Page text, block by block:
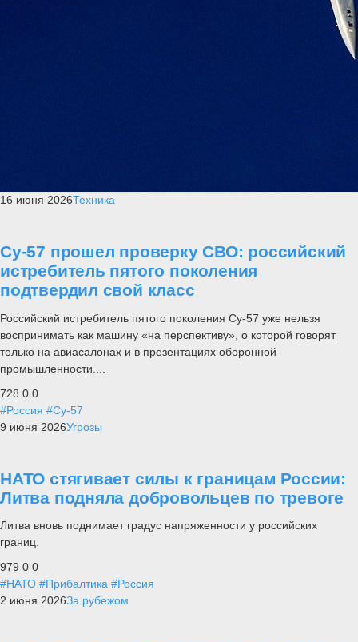
16 июня 2026Техника
Су-57 прошел проверку СВО: российский
истребитель пятого поколения
подтвердил свой класс
Российский истребитель пятого поколения Су-57 уже нельзя
воспринимать как машину «на перспективу», о которой говорят
только на авиасалонах и в презентациях оборонной
промышленности....
728 0 0
#Россия #Су-57
9 июня 2026Угрозы
НАТО стягивает силы к границам России:
Литва подняла добровольцев по тревоге
Литва вновь поднимает градус напряженности у российских
границ.
979 0 0
#НАТО #Прибалтика #Россия
2 июня 2026За рубежом